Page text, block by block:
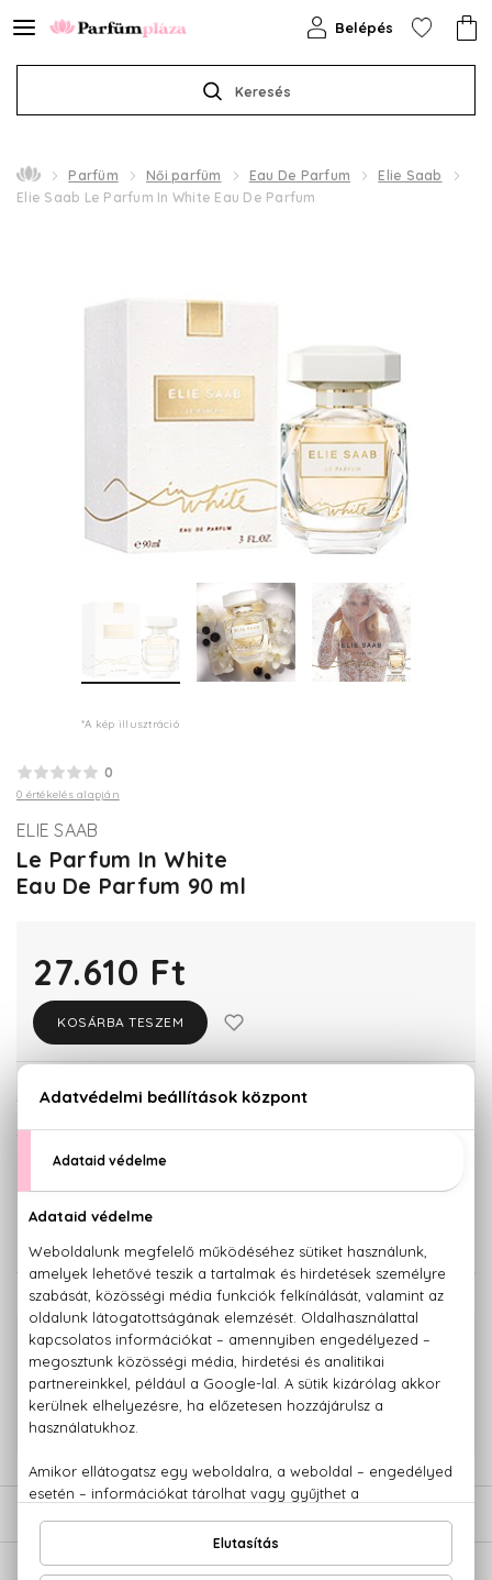
Keresés
Belépés
Parfüm Női parfüm Eau De Parfum
Elie Saab
Elie Saab Le Parfum In White Eau De Parfum
*A kép illusztráció
0
0 értékelés alapján
ELIE SAAB
Le Parfum In White
Eau De Parfum 90 ml
27.610 Ft
KOSÁRBA TESZEM
KISZERELÉS KIVÁLASZTÁSA
KAPCSOLÓDÓ TERMÉKEK
100% eredeti termékek,14 napos visszaküldési garanciával
Kérdésed van, elakadtál? Hívd ügyfélszolgálatunkat: +36 20
779 1926
ÉRTÉKELÉSEK (0)